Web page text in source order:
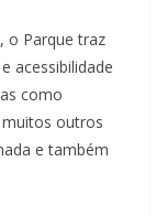
o Parque traz
acessibilidade
como
outros
e também